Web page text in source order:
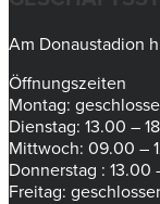
Am Donaustadion
Öffnungszeiten
Montag:
Dienstag: 13.00 –
Mittwoch: 09.00 –
Donnerstag : 13.00
Freitag: